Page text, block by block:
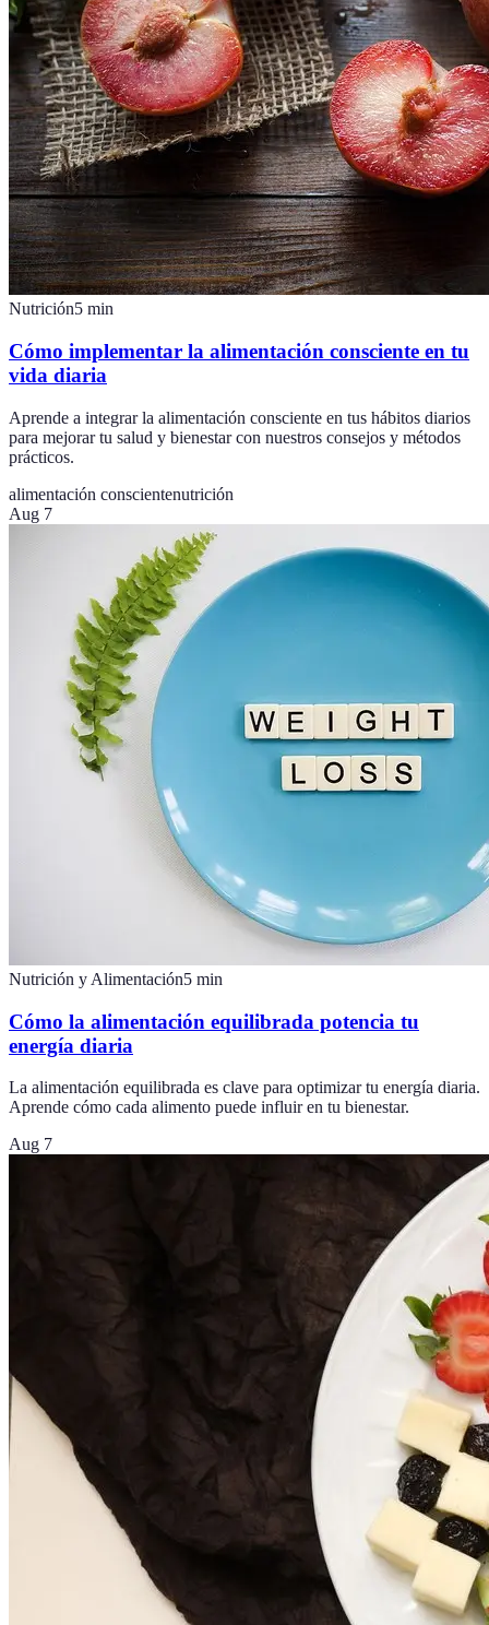
Nutrición5 min
Cómo implementar la alimentación consciente en tu
vida diaria
Aprende a integrar la alimentación consciente en tus hábitos diarios
para mejorar tu salud y bienestar con nuestros consejos y métodos
prácticos.
alimentación conscientenutrición
Aug 7
Nutrición y Alimentación5 min
Cómo la alimentación equilibrada potencia tu
energía diaria
La alimentación equilibrada es clave para optimizar tu energía diaria.
Aprende cómo cada alimento puede influir en tu bienestar.
Aug 7